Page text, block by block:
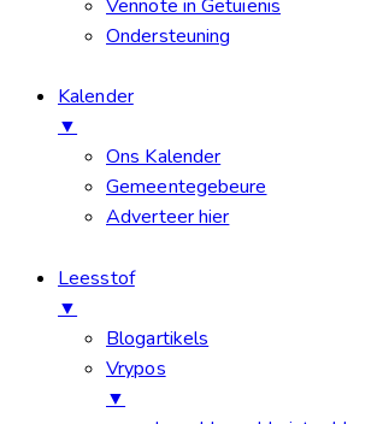
Vennote in Getuienis
Ondersteuning
Kalender
▼
Ons Kalender
Gemeentegebeure
Adverteer hier
Leesstof
▼
Blogartikels
Vrypos
▼